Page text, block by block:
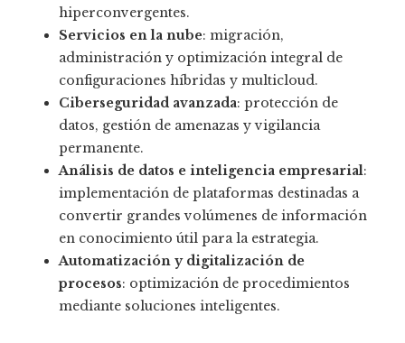
hiperconvergentes.
Servicios en la nube: migración,
administración y optimización integral de
configuraciones híbridas y multicloud.
Ciberseguridad avanzada: protección de
datos, gestión de amenazas y vigilancia
permanente.
Análisis de datos e inteligencia empresarial:
implementación de plataformas destinadas a
convertir grandes volúmenes de información
en conocimiento útil para la estrategia.
Automatización y digitalización de
procesos: optimización de procedimientos
mediante soluciones inteligentes.